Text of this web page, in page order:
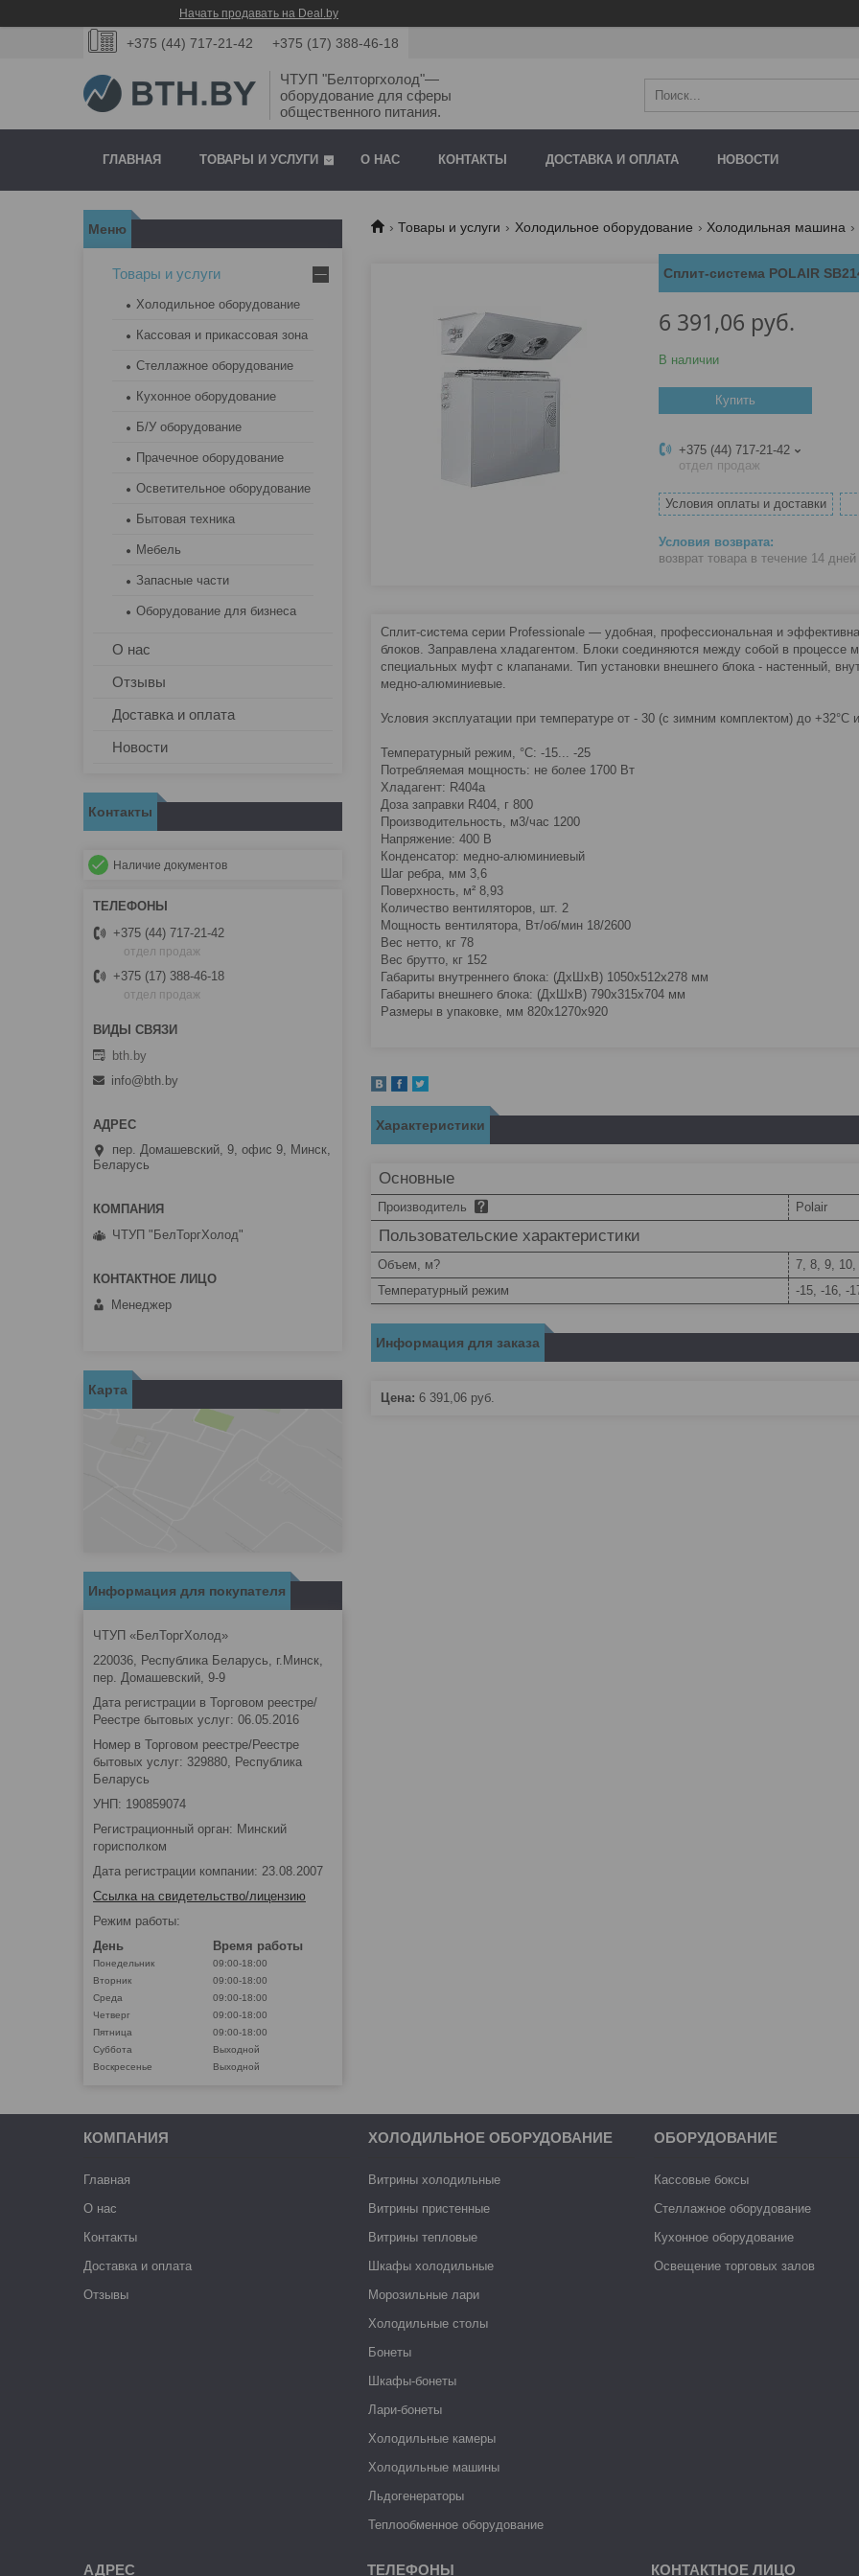
Начать продавать на Deal.by
+375 (44) 717-21-42 +375 (17) 388-46-18
ЧТУП "Белторгхолод"—
оборудование для сферы
общественного питания.
ГЛАВНАЯ ТОВАРЫ И УСЛУГИ О НАС КОНТАКТЫ ДОСТАВКА И ОПЛАТА НОВОСТИ
Товары и услуги Холодильное оборудование Холодильная машина
Сплит-система POLAIR
6 391,06 руб.
В наличии
Купить
+375 (44) 717-21-42
отдел продаж
Условия оплаты и доставки
возврат товара в течение 14 дней
Сплит-система серии Professionale — удобная, профессиональная и
блоков. Заправлена хладагентом. Блоки соединяются между собой в
специальных муфт с клапанами. Тип установки внешнего блока - настенный,
медно-алюминиевые.
Условия эксплуатации при температуре от - 30 (с зимним комплектом) до +32°С
Температурный режим, °С: -15... -25
Потребляемая мощность: не более 1700 Вт
Хладагент: R404a
Доза заправки R404, г 800
Производительность, м3/час 1200
Напряжение: 400 В
Конденсатор: медно-алюминиевый
Шаг ребра, мм 3,6
Поверхность, м² 8,93
Количество вентиляторов, шт. 2
Мощность вентилятора, Вт/об/мин 18/2600
Вес нетто, кг 78
Вес брутто, кг 152
Габариты внутреннего блока: (ДхШхВ) 1050x512x278 мм
Габариты внешнего блока: (ДхШхВ) 790x315x704 мм
Размеры в упаковке, мм 820x1270x920
Характеристики
Основные
Производитель Polair
Пользовательские характеристики
Объем, м?
7, 8, 9, 10,
Температурный режим
-15, -16, -
Информация для заказа
Цена: 6 391,06 руб.
Товары и услуги
Холодильное оборудование
Кассовая и прикассовая зона
Стеллажное оборудование
Кухонное оборудование
Б/У оборудование
Прачечное оборудование
Осветительное оборудование
Бытовая техника
Мебель
Запасные части
Оборудование для бизнеса
О нас
Отзывы
Доставка и оплата
Новости
Контакты
Наличие документов
+375 (44) 717-21-42
отдел продаж
+375 (17) 388-46-18
отдел продаж
bth.by
info@bth.by
пер. Домашевский, 9, офис 9, Минск,
Беларусь
ЧТУП "БелТоргХолод"
Менеджер
Карта
Информация для покупателя
ЧТУП «БелТоргХолод»
220036, Республика Беларусь, г.Минск,
пер. Домашевский, 9-9
Дата регистрации в Торговом реестре/
Реестре бытовых услуг: 06.05.2016
Номер в Торговом реестре/Реестре
бытовых услуг: 329880, Республика
Беларусь
УНП: 190859074
Регистрационный орган: Минский
горисполком
Дата регистрации компании: 23.08.2007
Ссылка на свидетельство/лицензию
Режим работы:
День
Время работы
Понедельник
09:00-18:00
Вторник
09:00-18:00
Среда
09:00-18:00
Четверг
09:00-18:00
Пятница
09:00-18:00
Суббота
Выходной
Воскресенье
Выходной
КОМПАНИЯ
Главная
О нас
Контакты
Доставка и оплата
Отзывы
ХОЛОДИЛЬНОЕ ОБОРУДОВАНИЕ
Витрины холодильные
Витрины пристенные
Витрины тепловые
Шкафы холодильные
Морозильные лари
Холодильные столы
Бонеты
Шкафы-бонеты
Лари-бонеты
Холодильные камеры
Холодильные машины
Льдогенераторы
Теплообменное оборудование
ОБОРУДОВАНИЕ
Кассовые боксы
Стеллажное оборудование
Кухонное оборудование
Освещение торговых залов